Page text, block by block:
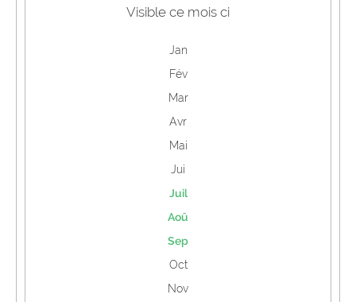
Visible ce mois ci
Jan
Fév
Mar
Avr
Mai
Jui
Juil
Aoû
Sep
Oct
Nov